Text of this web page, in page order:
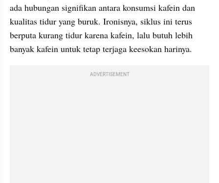
ada hubungan signifikan antara konsumsi kafein dan
kualitas tidur yang buruk. Ironisnya, siklus ini terus
berputa kurang tidur karena kafein, lalu butuh lebih
banyak kafein untuk tetap terjaga keesokan harinya.
ADVERTISEMENT